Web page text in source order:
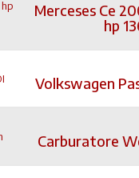
Merceses Ce
hp
Volkswagen
Carburatore